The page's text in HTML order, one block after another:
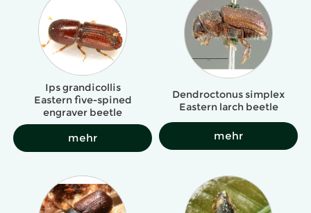
Ips grandicollis
Eastern five-spined
engraver beetle
mehr
Dendroctonus simplex
Eastern larch beetle
mehr